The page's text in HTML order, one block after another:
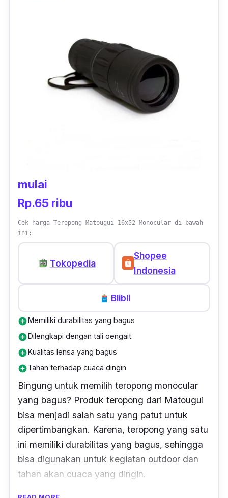
yang dapat menjaga lensa agar
tetap bening dan bebas debu saat tidak
digunakan.
mulai
Rp.65 ribu
Cek harga Teropong Matougui 16x52 Monocular di bawah
ini:
Tokopedia
Shopee
Indonesia
Blibli
add_circleMemiliki durabilitas yang bagus
add_circleDilengkapi dengan tali oengait
add_circleKualitas lensa yang bagus
add_circleTahan terhadap cuaca dingin
Bingung untuk memilih teropong monocular
yang bagus? Produk teropong dari Matougui
bisa menjadi salah satu yang patut untuk
dipertimbangkan. Karena, teropong yang satu
ini memiliki durabilitas yang bagus, sehingga
bisa digunakan untuk kegiatan outdoor dan
tahan akan cuaca yang dingin.